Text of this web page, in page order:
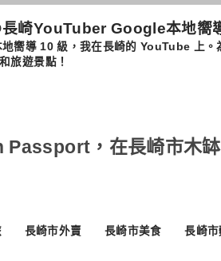
崎YouTuber Google本地嚮
嚮導 10 級，​​我在長崎的 YouTube 上。
旅遊景點！
，在長崎市木
長崎市外賣 長崎市美食 長崎市